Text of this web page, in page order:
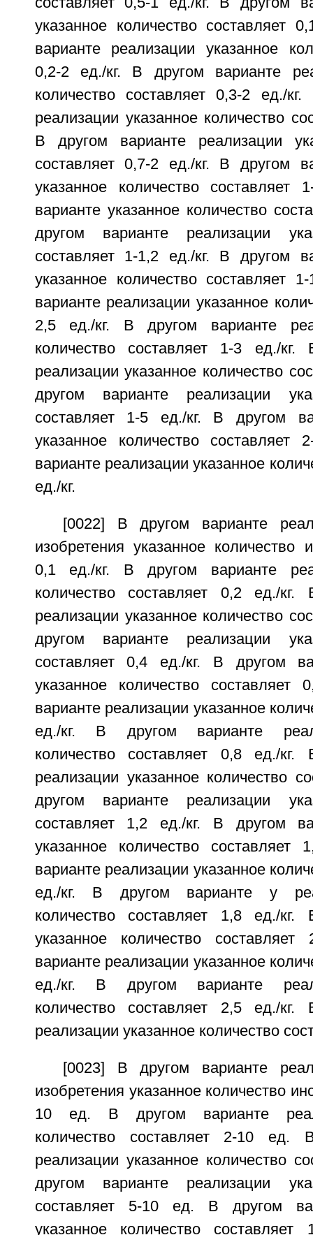
указанное количество составляет
варианте реализации указанное
0,2-2 ед./кг. В другом варианте
количество составляет 0,3-2 ед./
реализации указанное количество
В другом варианте реализации
составляет 0,7-2 ед./кг. В другом
указанное количество составляет
варианте указанное количество
другом варианте реализации
составляет 1-1,2 ед./кг. В другом
указанное количество составляет
варианте реализации указанное
2,5 ед./кг. В другом варианте
количество составляет 1-3 ед./
реализации указанное количество
другом варианте реализации
составляет 1-5 ед./кг. В другом
указанное количество составляет
варианте реализации указанное
ед./кг.
[0022] В другом варианте
изобретения указанное количество
0,1 ед./кг. В другом варианте
количество составляет 0,2 ед./
реализации указанное количество
другом варианте реализации
составляет 0,4 ед./кг. В другом
указанное количество составляет
варианте реализации указанное
ед./кг. В другом варианте
количество составляет 0,8 ед./
реализации указанное количество
другом варианте реализации
составляет 1,2 ед./кг. В другом
указанное количество составляет
варианте реализации указанное
ед./кг. В другом варианте у
количество составляет 1,8 ед./
указанное количество
варианте реализации указанное
ед./кг. В другом варианте
количество составляет 2,5 ед./
реализации указанное количество
[0023] В другом варианте
изобретения указанное количество
10 ед. В другом варианте
количество составляет 2-10 ед.
реализации указанное количество
другом варианте реализации
составляет 5-10 ед. В другом
указанное количество